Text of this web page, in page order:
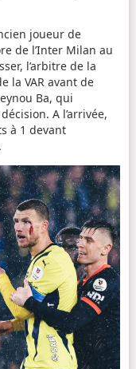
joueur de
de l’Inter Milan au
l’arbitre de la
la VAR avant de
Ba, qui
A l’arrivée,
à 1 devant